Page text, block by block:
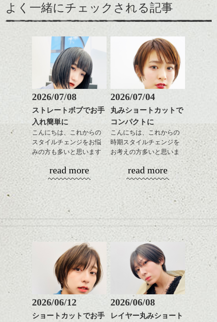
ハンサムショート／ヘッド
スパ／伸びても目立たない
ヘアカラー/ハイライト/ダブ
ルカラー/髪質改善/TOKIOト
リートメント/ブリーチ/イン
ナーカラー/イルミナカラー/
ミニボブ/抜け感ショート/バ
レイヤージュ/縮毛矯正
ハンサムショート／ヘッド
スパ／伸びても目立たない
ヘアカラー/ハイライト/ダブ
ルカラー/髪質改善/TOKIOト
ナーカラー/イルミナカラー/
ミニボブ/抜け感ショート/バ
レイヤージュ/縮毛矯
クトなイメージのショー
トが良い感じでしたが、
そこに相反するボリュー
りフォルムが際立つと春
に向けていい感じだと思
いますよ。
↑こんなふうにフロント部
分をややフォルミーに見
前からみるとマッシュな
感じ
↓サイドから見るとタイト
なクラシックショート
風。
モノトーンでパリッとし
たファッションとも相性
耳だしするとメリハリが
ついて良い感じです。
た印象になって良いで
す。
に明るめグレージュのハ
イライトをプラスしてツ
ヤと軽さを。
かきあげたり、パートを
にかとアレンジも効きや
毎日の気分で楽しめるの
もいいですよ。
バックのフォルムをしっ
かり残してカット、お洒
落系の女性に合います。
またジェンダレスなライ
ンでもあるので、これく
らいの感じって中性的な
メンズにも似合いそうで
すよね。
緩いパーマがリラックス
雰囲気にぴったり、ニッ
トとコンパクトなショー
パーマそして春はパーマ
が似合う季節、柔らかく
ふわっとしたイメージに
したくなりませんか？
ショートでパーマは抵抗
ある方も多いかと思いま
すがアウトラインや耳下
は極弱にトップは大きめ
でしっかりと、頭の箇所
で強さをコントロールし
てかけたらスタイリング
もしやすく失敗しないで
す。髪質によってはかけ
なくていい箇所もありま
す。
気になる方はぜひご相談
下さい。
よく一緒にチェックされる記事
2026/07/08
ストレートボブでお手
入れ簡単に
こんにちは、これからの
スタイルチェンジをお悩
みの方も多いと思います
が、
やっぱりボブでお手入れ
しやすいスタイルだと毎
日のスタイリングも簡単
で良いですよ。
あご下のラインでやや長
さを残したボブは雰囲気
も出しやすくていろいろ
おすすめですね。
前髪もやや重めにカット
してラインを強調するの
もこれからは良い感じで
す、
目元が引き締まった印象
read more
2026/07/04
丸みショートカットで
コンパクトに
こんにちは、これからの
時期スタイルチェンジを
お考えの方多いと思いま
コンパクトなフォルムが
全体のバランスを良く見
せてくれる効果もあり、
いろんなシーンに雰囲気
をだしやすくスタイリン
グも簡単で良いので朝の
時短にも◎
そんなショートカット。
軽めの前髪で透け感を演
出できるので、
この時期とてもおすすめ
ですよ。
read more
2026/06/12
ショートカットでお手
2026/06/08
レイヤー丸みショート